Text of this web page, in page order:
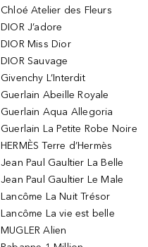
Chloé Atelier des Fleurs
DIOR J’adore
DIOR Miss Dior
DIOR Sauvage
Givenchy L’Interdit
Guerlain Abeille Royale
Guerlain Aqua Allegoria
Guerlain La Petite Robe Noire
HERMÈS Terre d’Hermès
Jean Paul Gaultier La Belle
Jean Paul Gaultier Le Male
Lancôme La Nuit Trésor
Lancôme La vie est belle
MUGLER Alien